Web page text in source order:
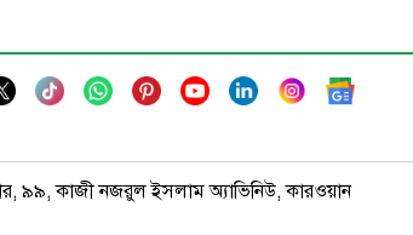
প্রতিষ্ঠার নতুন প্রত্যয়ের নাম। নতুন বাংলাদেশ
বিনির্মাণে ভিন্নমতকে সম্মান জানিয়
৯৯, কাজী নজরুল ইসলাম অ্যাভিনিউ, কারওয়ান